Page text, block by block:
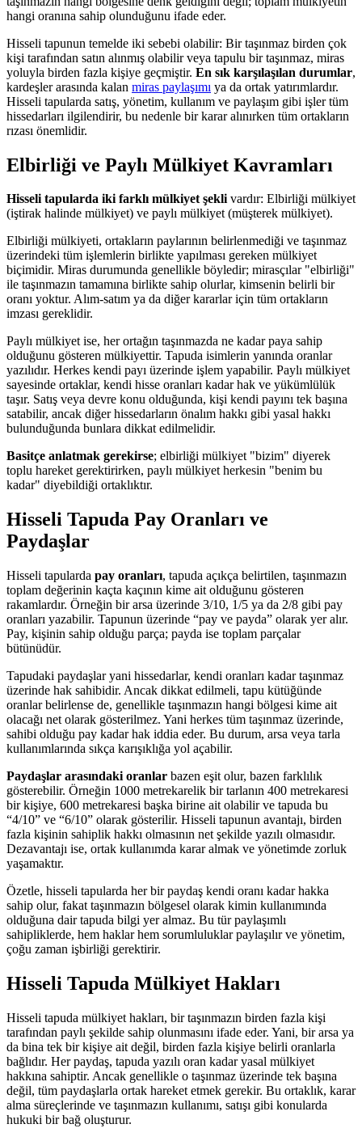
hangi oranına sahip olunduğunu ifade eder.
Hisseli tapunun temelde iki sebebi olabilir: Bir taşınmaz birden çok
kişi tarafından satın alınmış olabilir veya tapulu bir taşınmaz, miras
yoluyla birden fazla kişiye geçmiştir. En sık karşılaşılan durumlar,
kardeşler arasında kalan miras paylaşımı ya da ortak yatırımlardır.
Hisseli tapularda satış, yönetim, kullanım ve paylaşım gibi işler tüm
hissedarları ilgilendirir, bu nedenle bir karar alınırken tüm ortakların
rızası önemlidir.
Elbirliği ve Paylı Mülkiyet Kavramları
Hisseli tapularda iki farklı mülkiyet şeklivardır: Elbirliği mülkiyet
(iştirak halinde mülkiyet) ve paylı mülkiyet (müşterek mülkiyet).
Elbirliği mülkiyeti, ortakların paylarının belirlenmediği ve taşınmaz
üzerindeki tüm işlemlerin birlikte yapılması gereken mülkiyet
biçimidir. Miras durumunda genellikle böyledir; mirasçılar "elbirliği"
ile taşınmazın tamamına birlikte sahip olurlar, kimsenin belirli bir
oranı yoktur. Alım-satım ya da diğer kararlar için tüm ortakların
imzası gereklidir.
Paylı mülkiyet ise, her ortağın taşınmazda ne kadar paya sahip
olduğunu gösteren mülkiyettir. Tapuda isimlerin yanında oranlar
yazılıdır. Herkes kendi payı üzerinde işlem yapabilir. Paylı mülkiyet
sayesinde ortaklar, kendi hisse oranları kadar hak ve yükümlülük
taşır. Satış veya devre konu olduğunda, kişi kendi payını tek başına
satabilir, ancak diğer hissedarların önalım hakkı gibi yasal hakkı
bulunduğunda bunlara dikkat edilmelidir.
Basitçe anlatmak gerekirse; elbirliği mülkiyet "bizim" diyerek
toplu hareket gerektirirken, paylı mülkiyet herkesin "benim bu
kadar" diyebildiği ortaklıktır.
Hisseli Tapuda Pay Oranları ve
Paydaşlar
Hisseli tapularda pay oranları, tapuda açıkça belirtilen, taşınmazın
toplam değerinin kaçta kaçının kime ait olduğunu gösteren
rakamlardır. Örneğin bir arsa üzerinde 3/10, 1/5 ya da 2/8 gibi pay
oranları yazabilir. Tapunun üzerinde “pay ve payda” olarak yer alır.
Pay, kişinin sahip olduğu parça; payda ise toplam parçalar
bütünüdür.
Tapudaki paydaşlar yani hissedarlar, kendi oranları kadar taşınmaz
üzerinde hak sahibidir. Ancak dikkat edilmeli, tapu kütüğünde
oranlar belirlense de, genellikle taşınmazın hangi bölgesi kime ait
olacağı net olarak gösterilmez. Yani herkes tüm taşınmaz üzerinde,
sahibi olduğu pay kadar hak iddia eder. Bu durum, arsa veya tarla
kullanımlarında sıkça karışıklığa yol açabilir.
Paydaşlar arasındaki oranlar bazen eşit olur, bazen farklılık
gösterebilir. Örneğin 1000 metrekarelik bir tarlanın 400 metrekaresi
bir kişiye, 600 metrekaresi başka birine ait olabilir ve tapuda bu
“4/10” ve “6/10” olarak gösterilir. Hisseli tapunun avantajı, birden
fazla kişinin sahiplik hakkı olmasının net şekilde yazılı olmasıdır.
Dezavantajı ise, ortak kullanımda karar almak ve yönetimde zorluk
yaşamaktır.
Özetle, hisseli tapularda her bir paydaş kendi oranı kadar hakka
sahip olur, fakat taşınmazın bölgesel olarak kimin kullanımında
olduğuna dair tapuda bilgi yer almaz. Bu tür paylaşımlı
sahipliklerde, hem haklar hem sorumluluklar paylaşılır ve yönetim,
çoğu zaman işbirliği gerektirir.
Hisseli Tapuda Mülkiyet Hakları
Hisseli tapuda mülkiyet hakları, bir taşınmazın birden fazla kişi
tarafından paylı şekilde sahip olunmasını ifade eder. Yani, bir arsa ya
da bina tek bir kişiye ait değil, birden fazla kişiye belirli oranlarla
bağlıdır. Her paydaş, tapuda yazılı oran kadar yasal mülkiyet
hakkına sahiptir. Ancak genellikle o taşınmaz üzerinde tek başına
değil, tüm paydaşlarla ortak hareket etmek gerekir. Bu ortaklık, karar
alma süreçlerinde ve taşınmazın kullanımı, satışı gibi konularda
hukuki bir bağ oluşturur.